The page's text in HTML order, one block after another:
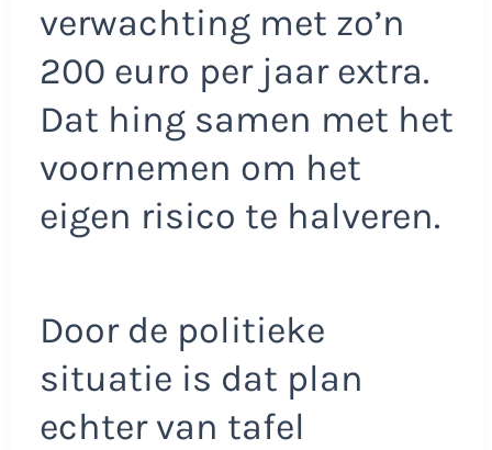
verwachting met zo’n
200 euro per jaar extra.
Dat hing samen met het
voornemen om het
eigen risico te halveren.
Door de politieke
situatie is dat plan
echter van tafel